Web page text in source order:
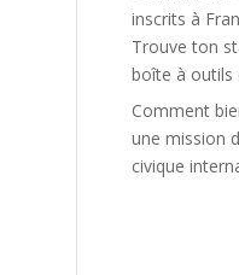
inscrits à
Trouve ton
boîte à outils
Comment
une mission
civique